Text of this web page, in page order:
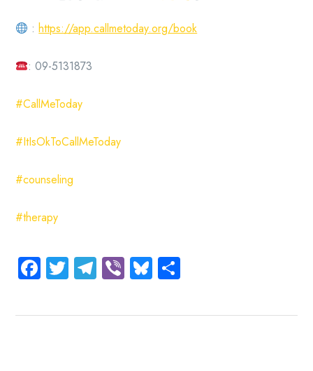
:https://app.callmetoday.org/book
: 09-5131873
#CallMeToday
#ItIsOkToCallMeToday
#counseling
#therapy
Facebook
TwitterTelegram
ViberBluesky